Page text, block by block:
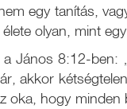
egy tanítás,
olyan, mint
János 8:12-ben: „
akkor
oka, hogy